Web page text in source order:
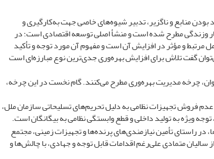
منابع و ناگزیر، تدبیر شیوه‌های خاصی جهت به‌کارگیری و
وزندگی مطرح‌ شده است و منشأ اصلی توسعه اقتصادی است؛ در
مرتبط و مؤثر در افزایش آن است و مفهوم آن مورد توجه و تأکید
گفت تلاش برای افزایش بهره‌وری جدی‌ترین نوع مبارزه‌ای است
چرخه مدیریت بهره‌وری مطرح می‌کنند. گام نخست در این چرخه،
فروش تجهیزات نظامی به دلیل تحریم‌های تسلیحاتی سازمان ملل،
ویژه به تولید داخلی و قطع وابستگی نظامی به بیگانگان است.
راستای تأمین نیازمندی‌های پرنده‌ها و تجهیزات زمینی، مجتمع
متمادی علی‌رغم اقدامات قابل‌ توجه و جهادی، با چالش‌ها و